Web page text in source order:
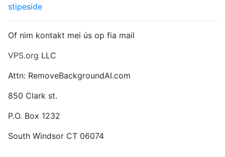
stipeside
Of nim kontakt mei ús op fia mail
VPS.org LLC
Attn: RemoveBackgroundAI.com
850 Clark st.
P.O. Box 1232
South Windsor CT 06074